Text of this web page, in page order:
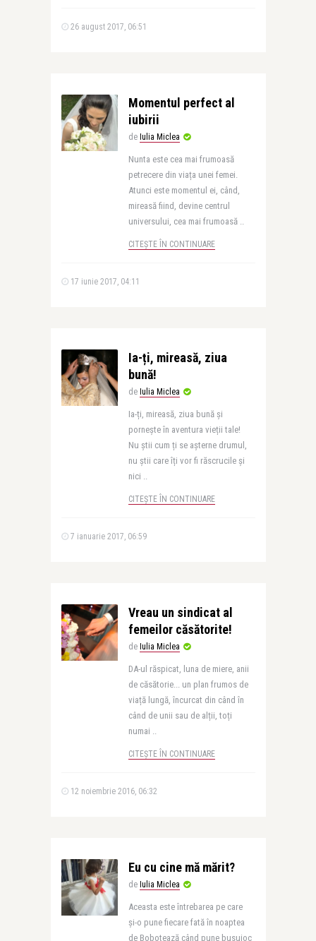
26 august 2017, 06:51
Momentul perfect al
iubirii
de Iulia Miclea
Nunta este cea mai frumoasă
petrecere din viața unei femei.
Atunci este momentul ei, când,
mireasă fiind, devine centrul
universului, cea mai frumoasă ..
CITEȘTE ÎN CONTINUARE
17 iunie 2017, 04:11
Ia-ți, mireasă, ziua
bună!
de Iulia Miclea
Ia-ți, mireasă, ziua bună și
pornește în aventura vieții tale!
Nu știi cum ți se așterne drumul,
nu știi care îți vor fi răscrucile și
nici ..
CITEȘTE ÎN CONTINUARE
7 ianuarie 2017, 06:59
Vreau un sindicat al
femeilor căsătorite!
de Iulia Miclea
DA-ul răspicat, luna de miere, anii
de căsătorie... un plan frumos de
viață lungă, încurcat din când în
când de unii sau de alții, toți
numai ..
CITEȘTE ÎN CONTINUARE
12 noiembrie 2016, 06:32
Eu cu cine mă mărit?
de Iulia Miclea
Aceasta este întrebarea pe care
și-o pune fiecare fată în noaptea
de Bobotează când pune busuioc